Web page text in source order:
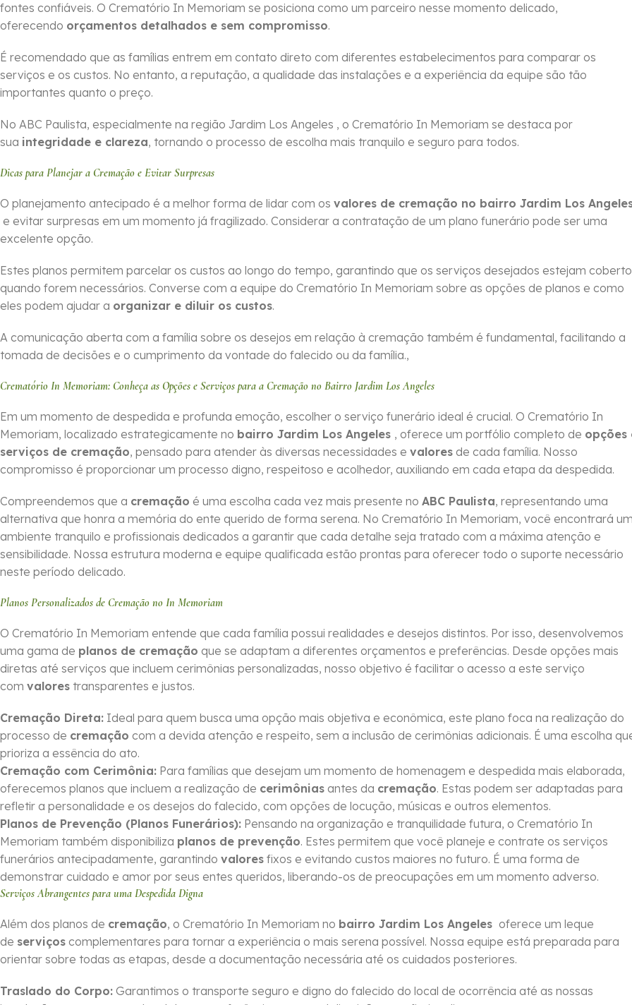
fontes confiáveis. O Crematório In Memoriam se posiciona como um parceiro nesse momento delicado,
oferecendo orçamentos detalhados e sem compromisso.
É recomendado que as famílias entrem em contato direto com diferentes estabelecimentos para comparar os
serviços e os custos. No entanto, a reputação, a qualidade das instalações e a experiência da equipe são tão
importantes quanto o preço.
No ABC Paulista, especialmente na região Jardim Los Angeles , o Crematório In Memoriam se destaca por
sua integridade e clareza, tornando o processo de escolha mais tranquilo e seguro para todos.
Dicas para Planejar a Cremação e Evitar Surpresas
O planejamento antecipado é a melhor forma de lidar com os valores de cremação no bairro Jardim Los
e evitar surpresas em um momento já fragilizado. Considerar a contratação de um plano funerário pode ser uma
excelente opção.
Estes planos permitem parcelar os custos ao longo do tempo, garantindo que os serviços desejados estejam
quando forem necessários. Converse com a equipe do Crematório In Memoriam sobre as opções de planos e como
eles podem ajudar a organizar e diluir os custos.
A comunicação aberta com a família sobre os desejos em relação à cremação também é fundamental, facilitando a
tomada de decisões e o cumprimento da vontade do falecido ou da família.,
Crematório In Memoriam: Conheça as Opções e Serviços para a Cremação no Bairro Jardim Los Angeles
Em um momento de despedida e profunda emoção, escolher o serviço funerário ideal é crucial. O Crematório In
Memoriam, localizado estrategicamente no bairro Jardim Los Angeles , oferece um portfólio completo de opções
serviços de cremação, pensado para atender às diversas necessidades e valores de cada família. Nosso
compromisso é proporcionar um processo digno, respeitoso e acolhedor, auxiliando em cada etapa da despedida.
Compreendemos que a cremação é uma escolha cada vez mais presente no ABC Paulista, representando uma
alternativa que honra a memória do ente querido de forma serena. No Crematório In Memoriam, você encontrará
ambiente tranquilo e profissionais dedicados a garantir que cada detalhe seja tratado com a máxima atenção e
sensibilidade. Nossa estrutura moderna e equipe qualificada estão prontas para oferecer todo o suporte necessário
neste período delicado.
Planos Personalizados de Cremação no In Memoriam
O Crematório In Memoriam entende que cada família possui realidades e desejos distintos. Por isso, desenvolvemos
uma gama de planos de cremação que se adaptam a diferentes orçamentos e preferências. Desde opções mais
diretas até serviços que incluem cerimônias personalizadas, nosso objetivo é facilitar o acesso a este serviço
com valores transparentes e justos.
Cremação Direta: Ideal para quem busca uma opção mais objetiva e econômica, este plano foca na realização do
processo de cremação com a devida atenção e respeito, sem a inclusão de cerimônias adicionais. É uma escolha
prioriza a essência do ato.
Cremação com Cerimônia: Para famílias que desejam um momento de homenagem e despedida mais elaborada,
oferecemos planos que incluem a realização de cerimônias antes da cremação. Estas podem ser adaptadas para
refletir a personalidade e os desejos do falecido, com opções de locução, músicas e outros elementos.
Planos de Prevenção (Planos Funerários): Pensando na organização e tranquilidade futura, o Crematório In
Memoriam também disponibiliza planos de prevenção. Estes permitem que você planeje e contrate os serviços
funerários antecipadamente, garantindo valores fixos e evitando custos maiores no futuro. É uma forma de
demonstrar cuidado e amor por seus entes queridos, liberando-os de preocupações em um momento adverso.
Serviços Abrangentes para uma Despedida Digna
Além dos planos de cremação, o Crematório In Memoriam no bairro Jardim Los Angeles oferece um leque
de serviços complementares para tornar a experiência o mais serena possível. Nossa equipe está preparada para
orientar sobre todas as etapas, desde a documentação necessária até os cuidados posteriores.
Traslado do Corpo: Garantimos o transporte seguro e digno do falecido do local de ocorrência até as nossas